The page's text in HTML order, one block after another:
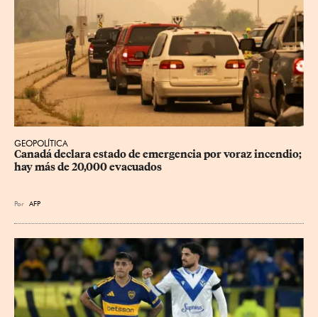
GEOPOLÍTICA
Canadá declara estado de emergencia por voraz incendio;
hay más de 20,000 evacuados
Por AFP